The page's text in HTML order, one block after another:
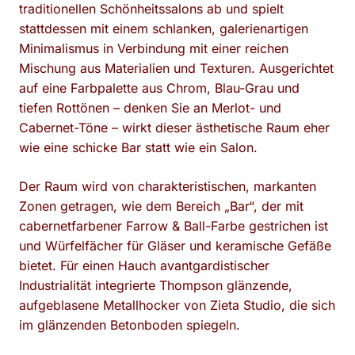
traditionellen Schönheitssalons ab und spielt
stattdessen mit einem schlanken, galerienartigen
Minimalismus in Verbindung mit einer reichen
Mischung aus Materialien und Texturen. Ausgerichtet
auf eine Farbpalette aus Chrom, Blau-Grau und
tiefen Rottönen – denken Sie an Merlot- und
Cabernet-Töne – wirkt dieser ästhetische Raum eher
wie eine schicke Bar statt wie ein Salon.
Der Raum wird von charakteristischen, markanten
Zonen getragen, wie dem Bereich „Bar“, der mit
cabernetfarbener Farrow & Ball-Farbe gestrichen ist
und Würfelfächer für Gläser und keramische Gefäße
bietet. Für einen Hauch avantgardistischer
Industrialität integrierte Thompson glänzende,
aufgeblasene Metallhocker von Zieta Studio, die sich
im glänzenden Betonboden spiegeln.